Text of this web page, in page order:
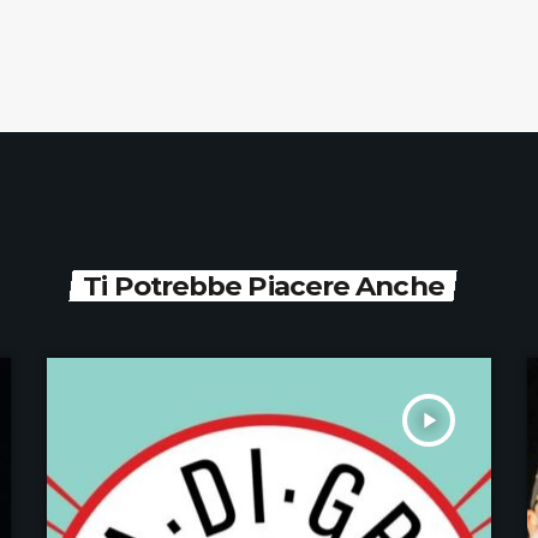
Ti Potrebbe Piacere Anche
play_arrow